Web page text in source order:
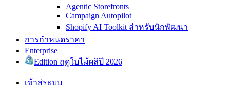
Agentic Storefronts
Campaign Autopilot
Shopify AI Toolkit สำหรับนักพัฒนา
การกำหนดราคา
Enterprise
Edition ฤดูใบไม้ผลิปี 2026
เข้าสู่ระบบ